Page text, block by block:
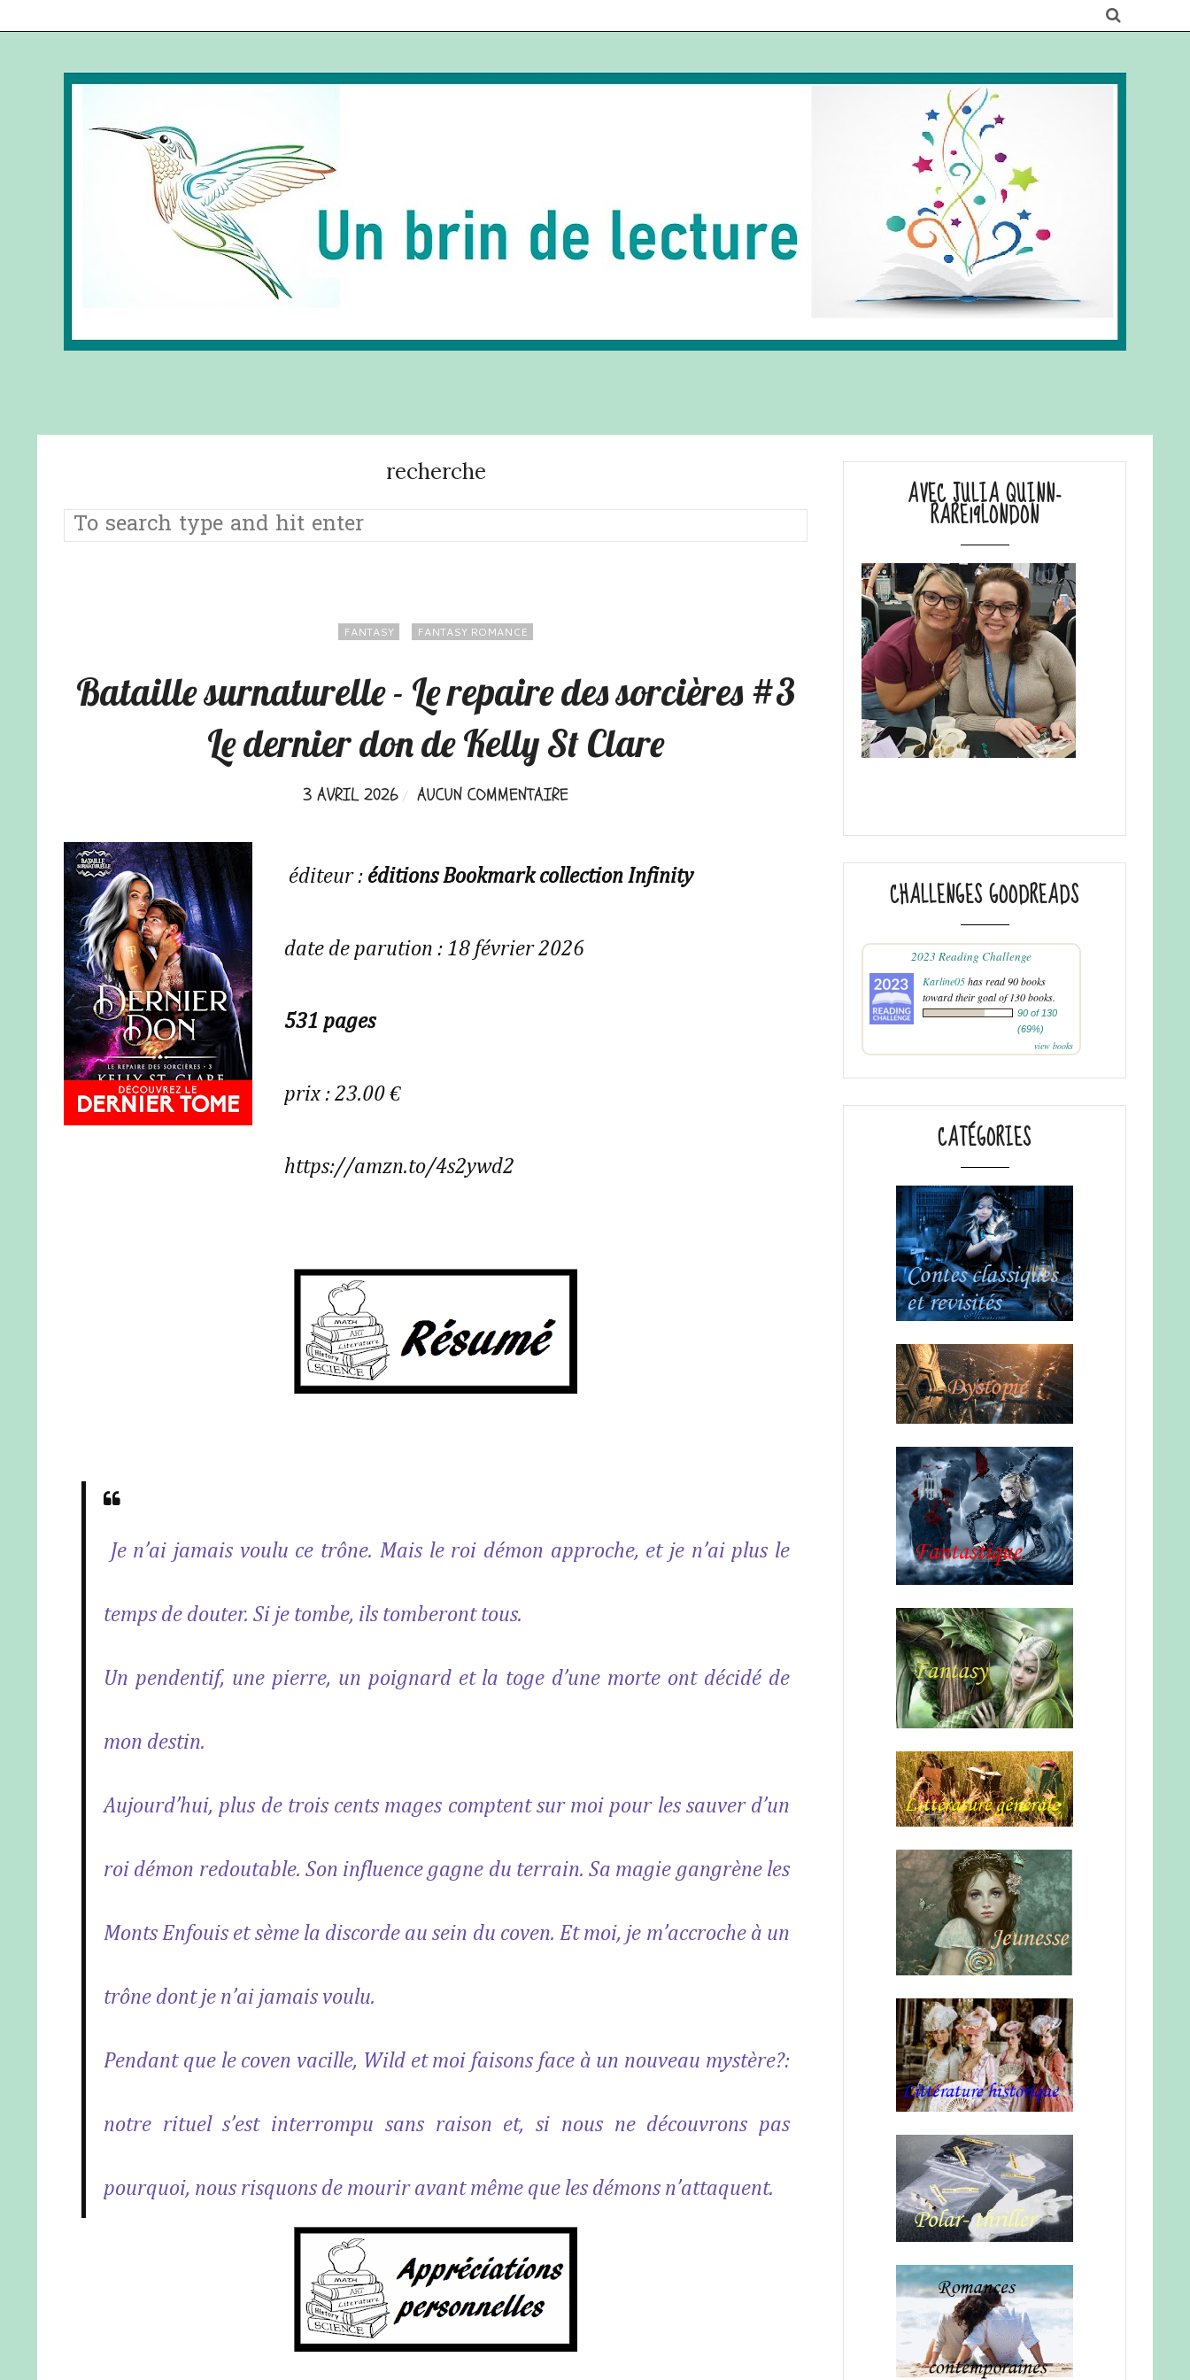
recherche
FANTASY FANTASY ROMANCE
Bataille surnaturelle - Le repaire des sorcières #3
Le dernier don de Kelly St Clare
3 AVRIL 2026 AUCUN COMMENTAIRE
éditeur : éditions Bookmark collection Infinity
date de parution : 18 février 2026
531 pages
prix : 23.00 €
https://amzn.to/4s2ywd2
Je n’ai jamais voulu ce trône. Mais le roi démon approche, et je n’ai plus le
temps de douter. Si je tombe, ils tomberont tous.
Un pendentif, une pierre, un poignard et la toge d’une morte ont décidé de
mon destin.
Aujourd’hui, plus de trois cents mages comptent sur moi pour les sauver d’un
roi démon redoutable. Son influence gagne du terrain. Sa magie gangrène les
Monts Enfouis et sème la discorde au sein du coven. Et moi, je m’accroche à un
trône dont je n’ai jamais voulu.
Pendant que le coven vacille, Wild et moi faisons face à un nouveau mystère?:
notre rituel s’est interrompu sans raison et, si nous ne découvrons pas
pourquoi, nous risquons de mourir avant même que les démons n’attaquent.
AVEC JULIA QUINN-
RARE19LONDON
CHALLENGES GOODREADS
2023 Reading Challenge
Karline05has read 90 books
toward their goal of 130 books.
90 of 130
(69%)
view books
CATÉGORIES